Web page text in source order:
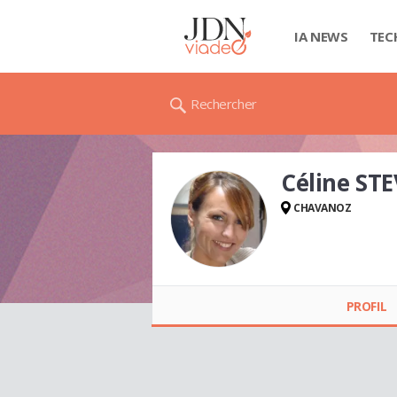
IA NEWS
Rechercher
Céline
CHAVANOZ
PROFIL